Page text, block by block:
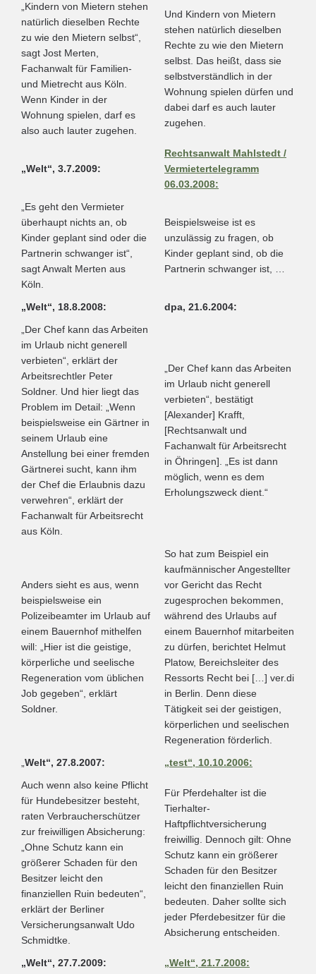
„Kindern von Mietern stehen
natürlich dieselben Rechte
zu wie den Mietern selbst“,
sagt Jost Merten,
Fachanwalt für Familien-
und Mietrecht aus Köln.
Wenn Kinder in der
Wohnung spielen, darf es
also auch lauter zugehen.
Und Kindern von Mietern
stehen natürlich dieselben
Rechte zu wie den Mietern
selbst. Das heißt, dass sie
selbstverständlich in der
Wohnung spielen dürfen und
dabei darf es auch lauter
zugehen.
„Welt“, 3.7.2009:
Rechtsanwalt Mahlstedt /
Vermietertelegramm
06.03.2008:
„Es geht den Vermieter
überhaupt nichts an, ob
Kinder geplant sind oder die
Partnerin schwanger ist“,
sagt Anwalt Merten aus
Köln.
Beispielsweise ist es
unzulässig zu fragen, ob
Kinder geplant sind, ob die
Partnerin schwanger ist, …
„Welt“, 18.8.2008:
dpa, 21.6.2004:
„Der Chef kann das Arbeiten
im Urlaub nicht generell
verbieten“, erklärt der
Arbeitsrechtler Peter
Soldner. Und hier liegt das
Problem im Detail: „Wenn
beispielsweise ein Gärtner in
seinem Urlaub eine
Anstellung bei einer fremden
Gärtnerei sucht, kann ihm
der Chef die Erlaubnis dazu
verwehren“, erklärt der
Fachanwalt für Arbeitsrecht
aus Köln.
„Der Chef kann das Arbeiten
im Urlaub nicht generell
verbieten“, bestätigt
[Alexander] Krafft,
[Rechtsanwalt und
Fachanwalt für Arbeitsrecht
in Öhringen]. „Es ist dann
möglich, wenn es dem
Erholungszweck dient.“
Anders sieht es aus, wenn
beispielsweise ein
Polizeibeamter im Urlaub auf
einem Bauernhof mithelfen
will: „Hier ist die geistige,
körperliche und seelische
Regeneration vom üblichen
Job gegeben“, erklärt
Soldner.
So hat zum Beispiel ein
kaufmännischer Angestellter
vor Gericht das Recht
zugesprochen bekommen,
während des Urlaubs auf
einem Bauernhof mitarbeiten
zu dürfen, berichtet Helmut
Platow, Bereichsleiter des
Ressorts Recht bei […] ver.di
in Berlin. Denn diese
Tätigkeit sei der geistigen,
körperlichen und seelischen
Regeneration förderlich.
Welt“, 27.8.2007:
„test“, 10.10.2006:
Auch wenn also keine Pflicht
für Hundebesitzer besteht,
raten Verbraucherschützer
zur freiwilligen Absicherung:
„Ohne Schutz kann ein
größerer Schaden für den
Besitzer leicht den
finanziellen Ruin bedeuten“,
erklärt der Berliner
Versicherungsanwalt Udo
Schmidtke.
Für Pferdehalter ist die
Tierhalter-
Haftpflichtversicherung
freiwillig. Dennoch gilt: Ohne
Schutz kann ein größerer
Schaden für den Besitzer
leicht den finanziellen Ruin
bedeuten. Daher sollte sich
jeder Pferdebesitzer für die
Absicherung entscheiden.
„Welt“, 27.7.2009: „Welt“, 21.7.2008: